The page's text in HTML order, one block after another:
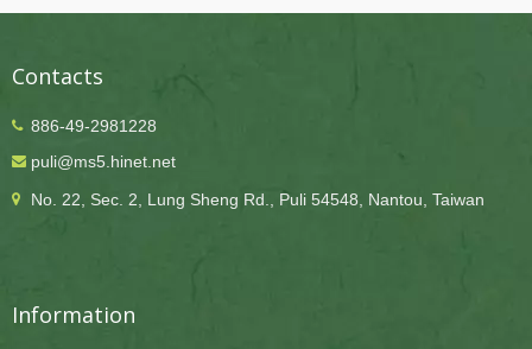
Contacts
886-49-2981228
puli@ms5.hinet.net
No. 22, Sec. 2, Lung Sheng Rd., Puli 54548, Nantou, Taiwan
Information